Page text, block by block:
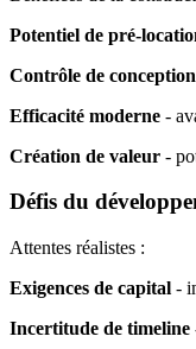
Potentiel de pré-
Contrôle de conception
Efficacité moderne -
Création de valeur -
Défis du
Attentes réalistes :
Exigences de capital -
Incertitude de timeline